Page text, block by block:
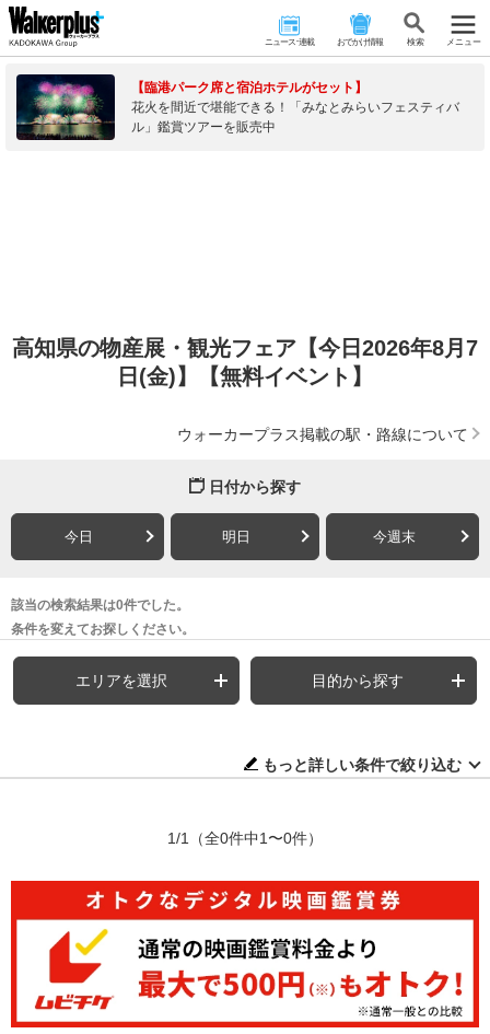
ニュース･連載 おでかけ情報 検 索 メニュー
【臨港パーク席と宿泊ホテルがセット】
花火を間近で堪能できる！「みなとみらいフェスティバ
ル」鑑賞ツアーを販売中
高知県の物産展・観光フェア【今日2026年8月7
日(金)】【無料イベント】
ウォーカープラス掲載の駅・路線について
日付から探す
今日 明日 今週末
該当の検索結果は0件でした。
条件を変えてお探しください。
エリアを選択 目的から探す
もっと詳しい条件で絞り込む
1/1 （全0件中1〜0件）